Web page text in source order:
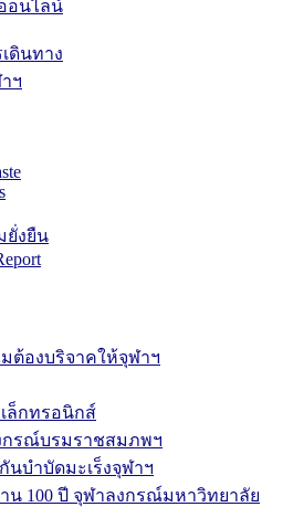
อนไลน์
ดินทาง
ฯ
ยั่งยืน
ต้องบริจาคให้จุฬาฯ
ล็กทรอนิกส์
กรณ์บรมราชสมภพฯ
บำบัดมะเร็งจุฬาฯ
น 100 ปี จุฬาลงกรณ์มหาวิทยาลัย